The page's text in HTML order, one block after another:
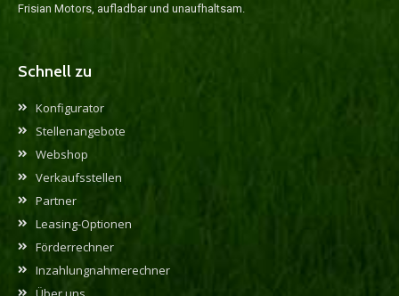
Frisian Motors, aufladbar und unaufhaltsam.
Schnell zu
Konfigurator
Stellenangebote
Webshop
Verkaufsstellen
Partner
Leasing-Optionen
Förderrechner
Inzahlungnahmerechner